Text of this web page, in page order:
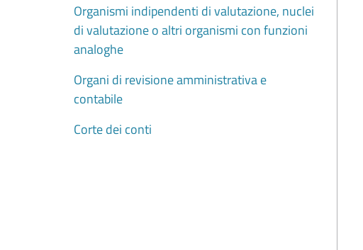
Organismi indipendenti di valutazione, nuclei
di valutazione o altri organismi con funzioni
analoghe
Organi di revisione amministrativa e
contabile
Corte dei conti